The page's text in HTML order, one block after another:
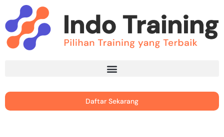
Daftar Sekarang